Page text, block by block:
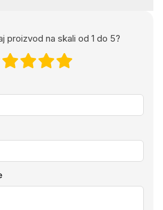
proizvod na skali od 1 do 5?